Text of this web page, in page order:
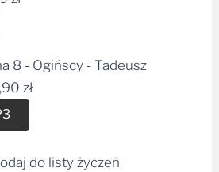
8 - Ogińscy - Tadeusz
zł
do listy życzeń